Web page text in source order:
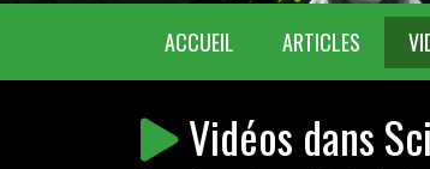
ACCUEIL (CURRENT)ARTICLES
Vidéos dans